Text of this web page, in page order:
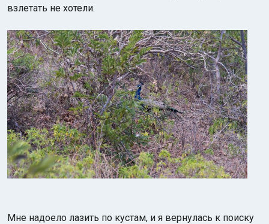
взлетать не хотели.
Мне надоело лазить по кустам, и я вернулась к поиску